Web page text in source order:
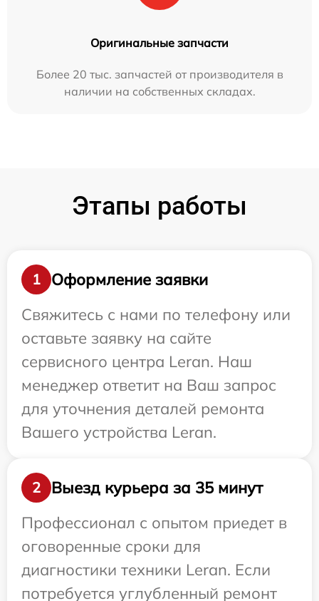
Оригинальные запчасти
Более 20 тыс. запчастей от производителя в
наличии на собственных складах.
Этапы работы
1
Оформление заявки
Свяжитесь с нами по телефону или
оставьте заявку на сайте
сервисного центра Leran. Наш
менеджер ответит на Ваш запрос
для уточнения деталей ремонта
Вашего устройства Leran.
2
Выезд курьера за 35 минут
Профессионал с опытом приедет в
оговоренные сроки для
диагностики техники Leran. Если
потребуется углубленный ремонт